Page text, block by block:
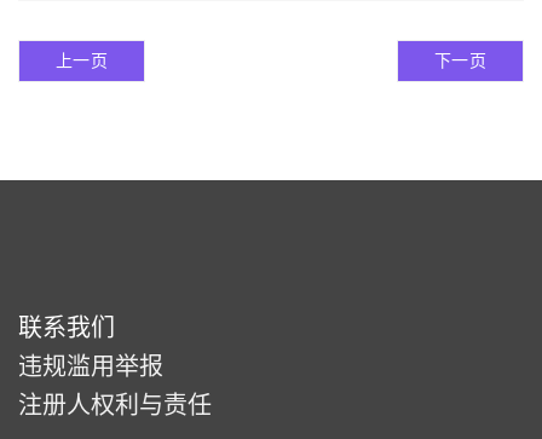
上一页 下一页
联系我们
违规滥用举报
注册人权利与责任